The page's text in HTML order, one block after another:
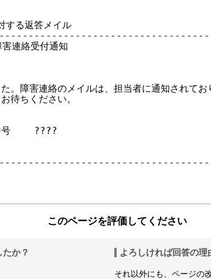
る返答メイル
連絡受付通知
。障害連絡のメイルは、担当者に通知されてお
待ちください。
号    ????
このページを評価してください
か？ よろしければ回答の
それ以外にも、ページの